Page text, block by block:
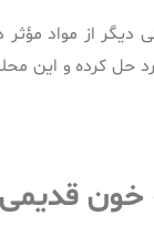
دیگر از مواد
حل کرده و این
خون